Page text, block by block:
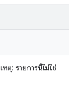
ตุ: รายการนี้ไม่ใช่